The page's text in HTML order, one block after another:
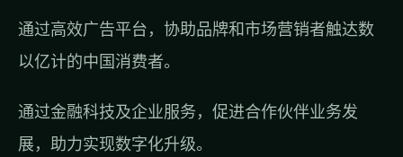
通过高效广告平台，协助品牌和市场营销者触达数
以亿计的中国消费者。
通过金融科技及企业服务，促进合作伙伴业务发
展，助力实现数字化升级。